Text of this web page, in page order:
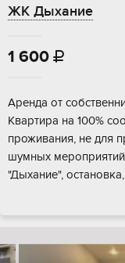
ЖК Дыхание
1 600 
Аренда от
Квартира на 100%
проживания, не для
шумных
"Дыхание",